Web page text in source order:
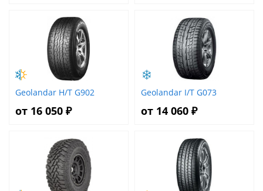
Geolandar H/T G902
от 16 050 ₽
Geolandar I/T G073
от 14 060 ₽